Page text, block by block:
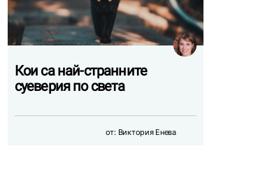
Кои са най-странните
суеверия по света
от: Виктория Енева